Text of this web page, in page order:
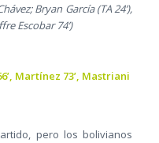
Bryan García (TA 24’),
Escobar 74’)
Martínez 73’, Mastriani
pero los bolivianos